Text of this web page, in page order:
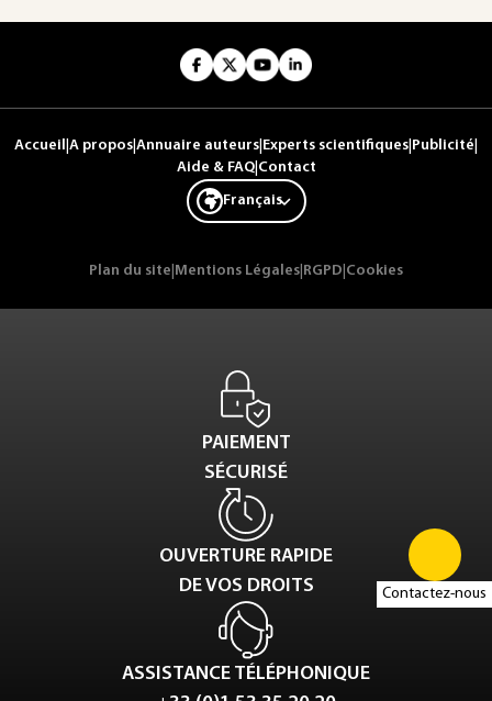
Contactez-nous
Accueil A propos Annuaire auteurs Experts scientifiques Publicité
Aide & FAQ| Contact
Français
Plan du site Mentions Légales RGPD Cookies
PAIEMENT
SÉCURISÉ
OUVERTURE RAPIDE
DE VOS DROITS
ASSISTANCE TÉLÉPHONIQUE